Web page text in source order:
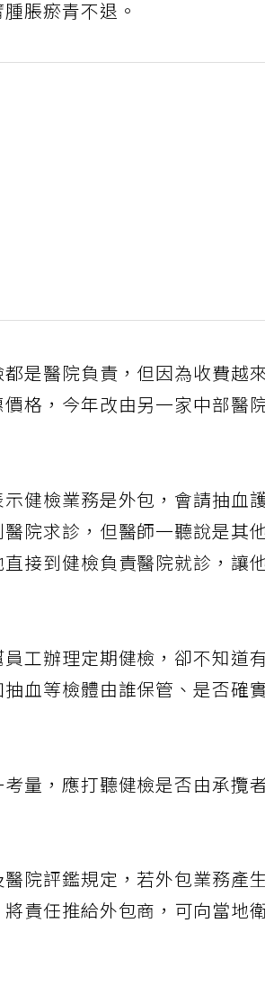
脹瘀青不退。
是醫院負責，但因為收費越
格，今年改由另一家中部醫
健檢業務是外包，會請抽血
院求診，但醫師一聽說是其
接到健檢負責醫院就診，讓
工辦理定期健檢，卻不知道有
血等檢體由誰保管、是否確
量，應打聽健檢是否由承攬
院評鑑規定，若外包業務產
責任推給外包商，可向當地衛